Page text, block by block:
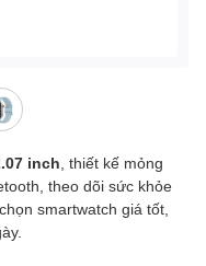
inch , thiết kế mỏng
theo dõi sức khỏe
smartwatch giá tốt,